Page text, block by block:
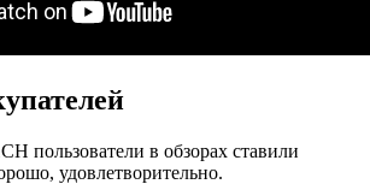
пользователи в обзорах ставили
удовлетворительно.